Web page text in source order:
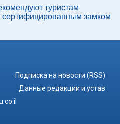
туристам
сертифицированным замком
Подписка на новости (RSS)
Данные редакции и устав